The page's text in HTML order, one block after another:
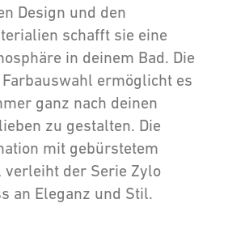
Design und den
schafft sie eine
in deinem Bad. Die
ermöglicht es
ganz nach deinen
zu gestalten. Die
mit gebürstetem
der Serie Zylo
an Eleganz und Stil.